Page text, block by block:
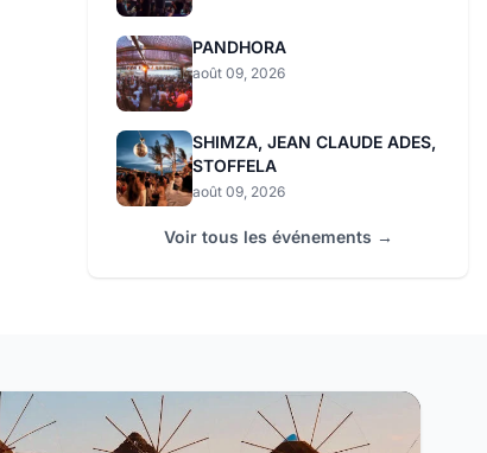
PANDHORA
août 09, 2026
SHIMZA, JEAN CLAUDE ADES,
STOFFELA
août 09, 2026
Voir tous les événements →